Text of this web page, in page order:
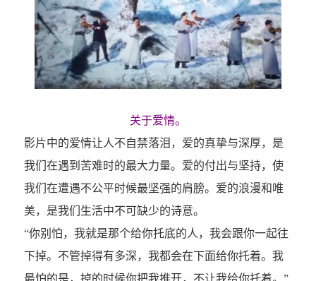
关于爱情。
影片中的爱情让人不自禁落泪，爱的真挚与深厚，是
我们在遇到苦难时的最大力量。爱的付出与坚持，使
我们在遭遇不公平时候最坚强的肩膀。爱的浪漫和唯
美，是我们生活中不可缺少的诗意。
“你别怕，我就是那个给你托底的人，我会跟你一起往
下掉。不管掉得有多深，我都会在下面给你托着。我
最怕的是，掉的时候你把我推开，不让我给你托着。”